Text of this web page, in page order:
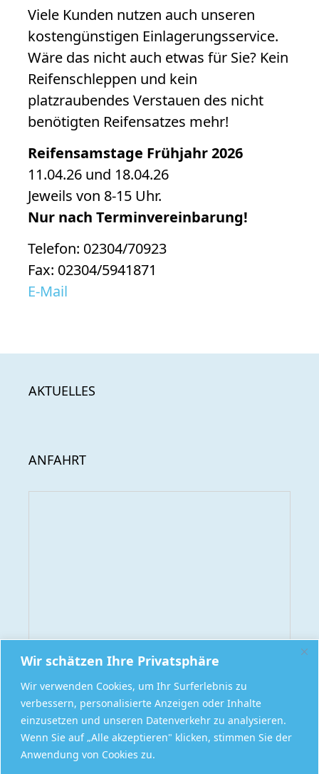
Wir schätzen Ihre Privatsphäre
Wir verwenden Cookies, um Ihr Surferlebnis zu
verbessern, personalisierte Anzeigen oder Inhalte
einzusetzen und unseren Datenverkehr zu analysieren.
Wenn Sie auf „Alle akzeptieren" klicken, stimmen Sie der
Anwendung von Cookies zu.
Viele Kunden nutzen auch unseren
kostengünstigen Einlagerungsservice.
Wäre das nicht auch etwas für Sie? Kein
Reifenschleppen und kein
platzraubendes Verstauen des nicht
benötigten Reifensatzes mehr!
Reifensamstage Frühjahr 2026
11.04.26 und 18.04.26
Jeweils von 8-15 Uhr.
Nur nach Terminvereinbarung!
Telefon: 02304/70923
Fax: 02304/5941871
E-Mail
AKTUELLES
ANFAHRT